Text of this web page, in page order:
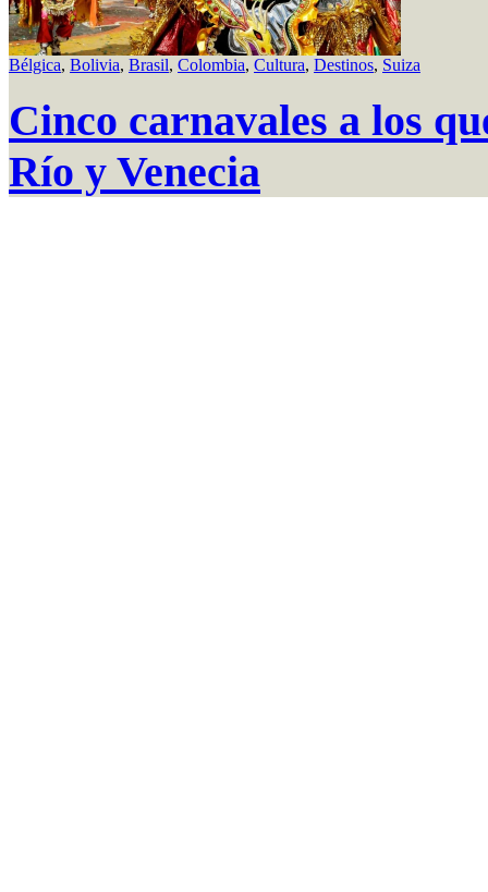
Bélgica, Bolivia, Brasil, Colombia, Cultura, Destinos, Suiza
Cinco carnavales a los
Río y Venecia